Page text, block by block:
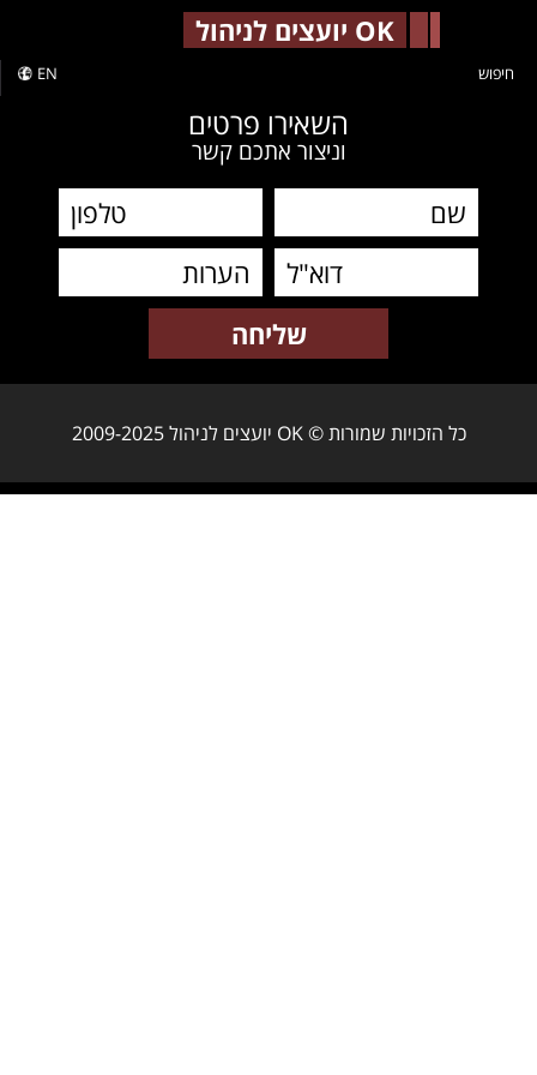
OK יועצים לניהול
EN חיפוש
השאירו פרטים
וניצור אתכם קשר
כל הזכויות שמורות © OK יועצים לניהול 2009-2025